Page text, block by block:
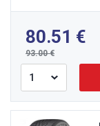
80.51
93.00